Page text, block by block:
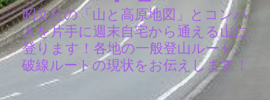
昭文社の「山と高原地図」とコンパ
スを片手に週末自宅から通える山に
登ります！各地の一般登山ルート、
破線ルートの現状をお伝えします！